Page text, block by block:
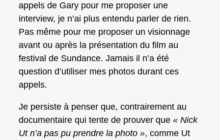
appels de Gary pour me proposer une
interview, je n’ai plus entendu parler de rien.
Pas même pour me proposer un visionnage
avant ou après la présentation du film au
festival de Sundance. Jamais il n’a été
question d’utiliser mes photos durant ces
appels.
Je persiste à penser que, contrairement au
documentaire qui tente de prouver que « Nick
Ut n’a pas pu prendre la photo », comme Ut